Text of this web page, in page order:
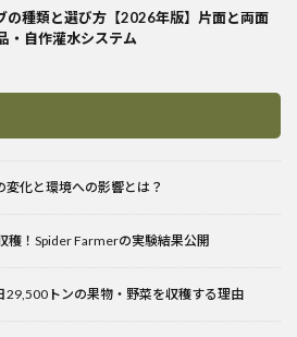
の種類と選び方【2026年版】片面と両面
・自作灌水システム
化と環境への影響とは？
穫！Spider Farmerの実験結果公開
29,500トンの果物・野菜を収穫する理由